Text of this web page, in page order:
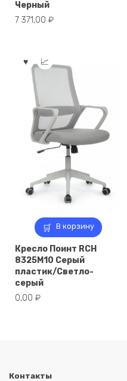
Черный
7 371,00 ₽
В корзину
Кресло Поинт RCH
8325M10 Серый
пластик/Светло-
серый
0,00 ₽
Контакты